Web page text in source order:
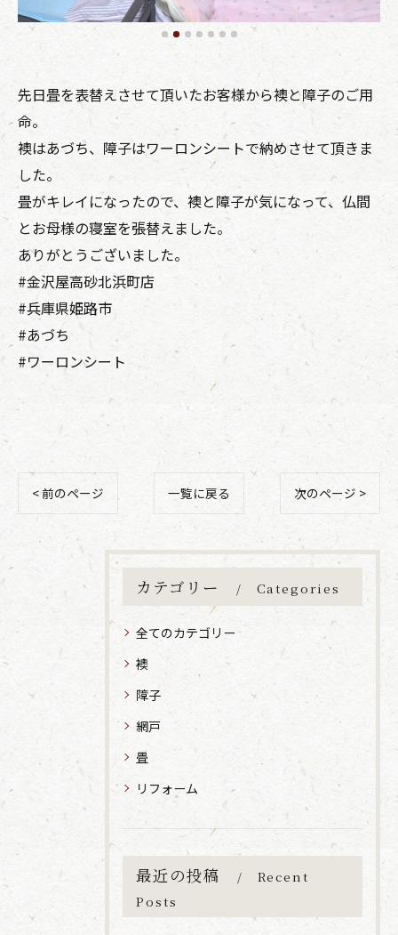
先日畳を表替えさせて頂いたお客様から襖と障子のご用
命。
襖はあづち、障子はワーロンシートで納めさせて頂きま
した。
畳がキレイになったので、襖と障子が気になって、仏間
とお母様の寝室を張替えました。
ありがとうございました。
#金沢屋高砂北浜町店
#兵庫県姫路市
#あづち
#ワーロンシート
< 前のページ 一覧に戻る 次のページ >
カテゴリー Categories
全てのカテゴリー
襖
障子
網戸
畳
リフォーム
最近の投稿
Recent
Posts